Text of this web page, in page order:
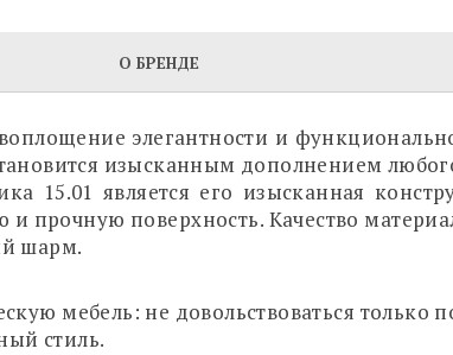
О БРЕНДЕ
элегантности и
изысканным дополнением
15.01 является его изысканная
и прочную поверхность. Качество
шарм.
мебель: не довольствоваться
стиль.